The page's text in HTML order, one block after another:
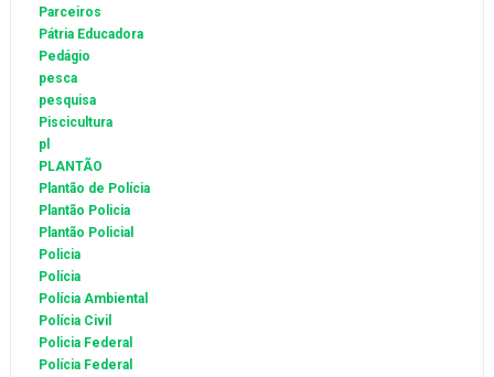
Parceiros
Pátria Educadora
Pedágio
pesca
pesquisa
Piscicultura
pl
PLANTÃO
Plantão de Polícia
Plantão Policia
Plantão Policial
Policia
Polícia
Polícia Ambiental
Polícia Civil
Policia Federal
Polícia Federal